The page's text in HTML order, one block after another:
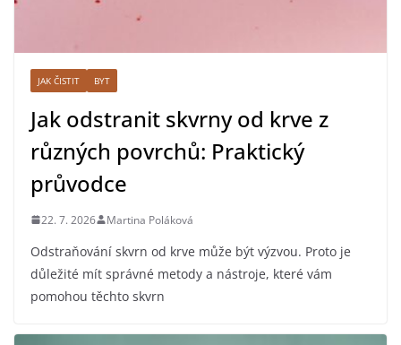
JAK ČISTIT BYT
Jak odstranit skvrny od krve z
různých povrchů: Praktický
průvodce
22. 7. 2026 Martina Poláková
Odstraňování skvrn od krve může být výzvou. Proto je
důležité mít správné metody a nástroje, které vám
pomohou těchto skvrn